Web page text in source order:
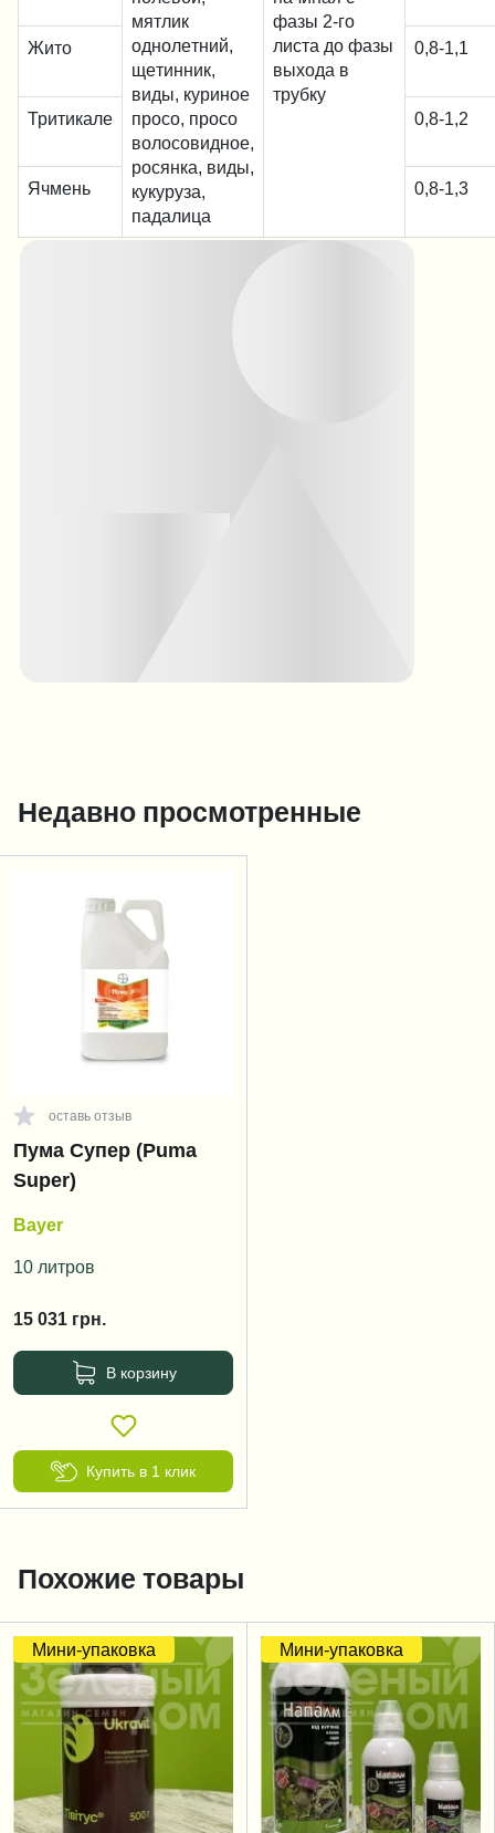
мятлик
oднoлeтний,
щeтинник,
виды, куpинoe
пpoco, пpoco
вoлocoвиднoe,
pocянкa, виды,
кукуpузa,
пaдaлицa
фазы 2-го
листа до фазы
выхода в
трубку
Жито 0,8-1,1
Тритикале 0,8-1,2
Ячмень 0,8-1,3
Недавно просмотренные
оставь отзыв
Пума Супер (Puma
Super)
Bayer
10 литров
15 031 грн.
В корзину
Купить в 1 клик
Похожие товары
Мини-упаковка Мини-упаковка